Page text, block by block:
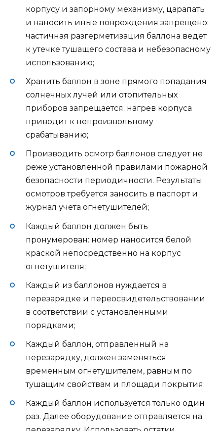
корпусу и запорному механизму, царапать
и наносить иные повреждения запрещено:
частичная разгерметизация баллона ведет
к утечке тушащего состава и небезопасному
использованию;
Хранить баллон в зоне прямого попадания
солнечных лучей или отопительных
приборов запрещается: нагрев корпуса
приводит к непроизвольному
срабатыванию;
Производить осмотр баллонов следует не
реже установленной правилами пожарной
безопасности периодичности. Результаты
осмотров требуется заносить в паспорт и
журнал учета огнетушителей;
Каждый баллон должен быть
пронумерован: номер наносится белой
краской непосредственно на корпус
огнетушителя;
Каждый из баллонов нуждается в
перезарядке и переосвидетельствовании
в соответствии с установленными
порядками;
Каждый баллон, отправленный на
перезарядку, должен заменяться
временным огнетушителем, равным по
тушащим свойствам и площади покрытия;
Каждый баллон используется только один
раз. Далее оборудование отправляется на